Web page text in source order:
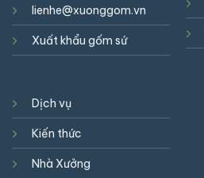
lienhe@xuonggom.vn
Xuất khẩu gốm sứ
Dịch vụ
Kiến thức
Nhà Xưởng